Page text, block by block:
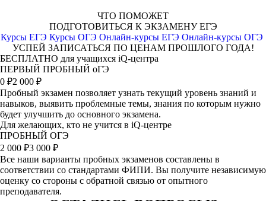
ЧТО ПОМОЖЕТ
ПОДГОТОВИТЬСЯ К ЭКЗАМЕНУ ЕГЭ
Курсы ЕГЭ Курсы ОГЭ Онлайн-курсы ЕГЭ Онлайн-курсы ОГЭ
УСПЕЙ ЗАПИСАТЬСЯ ПО ЦЕНАМ ПРОШЛОГО ГОДА!
БЕСПЛАТНО для учащихся iQ-центра
ПЕРВЫЙ ПРОБНЫЙ оГЭ
0 ₽2 000 ₽
Пробный экзамен позволяет узнать текущий уровень знаний и
навыков, выявить проблемные темы, знания по которым нужно
будет улучшить до основного экзамена.
Для желающих, кто не учится в iQ-центре
ПРОБНЫЙ ОГЭ
2 000 ₽3 000 ₽
Все наши варианты пробных экзаменов составлены в
соответствии со стандартами ФИПИ. Вы получите независимую
оценку со стороны с обратной связью от опытного
преподавателя.